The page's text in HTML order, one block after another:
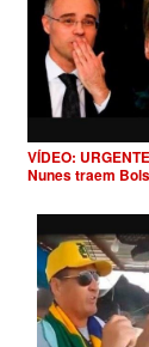
VÍDEO:
Nunes traem